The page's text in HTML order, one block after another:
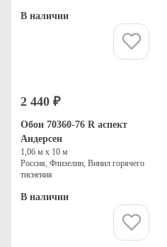
В наличии
2 440 ₽
Обои 70360-76 R аспект
Андерсен
1,06 м х 10 м
Россия, Флизелин, Винил горячего
тиснения
В наличии